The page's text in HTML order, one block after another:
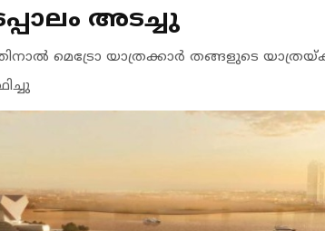
അടച്ചു
മെട്രോ യാത്രക്കാർ തങ്ങളുടെ